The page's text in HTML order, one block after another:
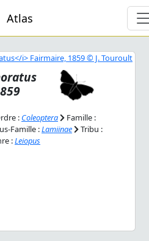
Atlas
: Coleoptera
Famille :
Famille :Lamiinae
Tribu :
:Leiopus